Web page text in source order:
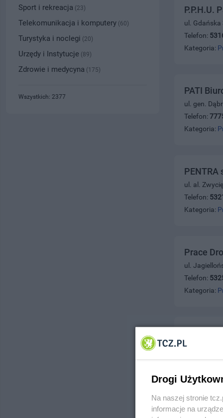
P.P.H.U.
ul. Gdańska
Telefon:
Kategoria:
PATI
ul. gen.
Telefon:
Kategoria:
PENTRA
ul. al.
Telefon:
Kategoria:
Prace
ul.
Telefon:
Kategoria:
ul. Saperska
Sport i rekreacja (23)
Telekomunikacja i komputery (60)
Turystyka i noclegi (20)
Urzędy i Instytucje (89)
Zdrowie i medycyna (175)
Wszystkich: 2377
Drogi
Na naszej stronie
informacje na